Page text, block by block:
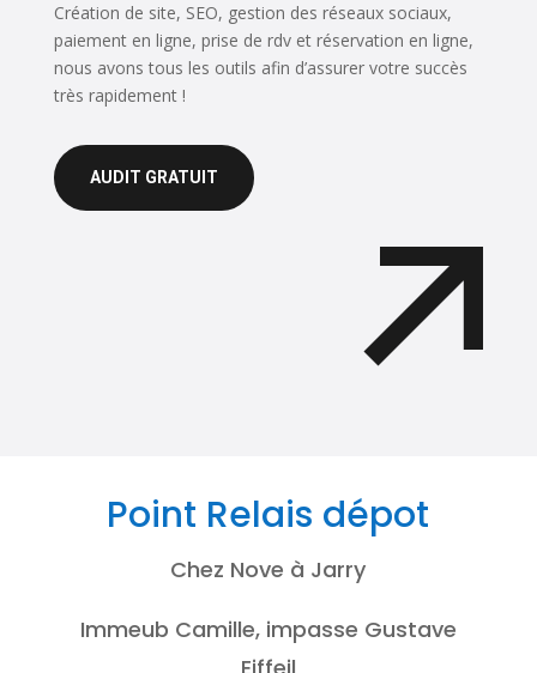
Création de site, SEO, gestion des réseaux sociaux,
paiement en ligne, prise de rdv et réservation en ligne,
nous avons tous les outils afin d’assurer votre succès
très rapidement !
AUDIT GRATUIT
Point Relais dépot
Chez Nove à Jarry
Immeub Camille, impasse Gustave